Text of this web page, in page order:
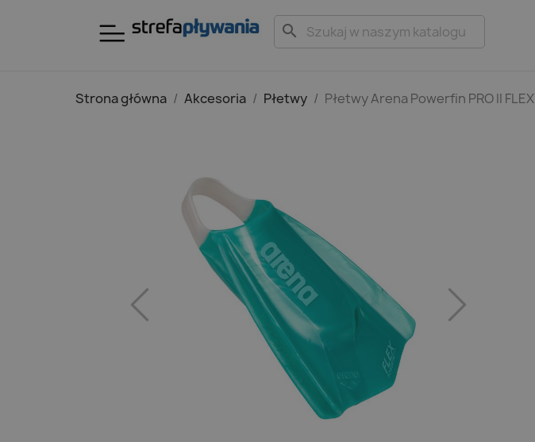
search
Strona główna Akcesoria Płetwy Płetwy Arena Powerfin PRO II FLEX